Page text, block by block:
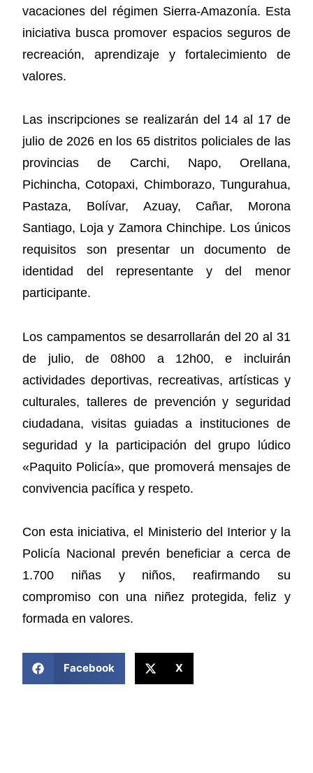
vacaciones del régimen Sierra-Amazonía. Esta
iniciativa busca promover espacios seguros de
recreación, aprendizaje y fortalecimiento de
valores.
Las inscripciones se realizarán del 14 al 17 de
julio de 2026 en los 65 distritos policiales de las
provincias de Carchi, Napo, Orellana,
Pichincha, Cotopaxi, Chimborazo, Tungurahua,
Pastaza, Bolívar, Azuay, Cañar, Morona
Santiago, Loja y Zamora Chinchipe. Los únicos
requisitos son presentar un documento de
identidad del representante y del menor
participante.
Los campamentos se desarrollarán del 20 al 31
de julio, de 08h00 a 12h00, e incluirán
actividades deportivas, recreativas, artísticas y
culturales, talleres de prevención y seguridad
ciudadana, visitas guiadas a instituciones de
seguridad y la participación del grupo lúdico
«Paquito Policía», que promoverá mensajes de
convivencia pacífica y respeto.
Con esta iniciativa, el Ministerio del Interior y la
Policía Nacional prevén beneficiar a cerca de
1.700 niñas y niños, reafirmando su
compromiso con una niñez protegida, feliz y
formada en valores.
Facebook X